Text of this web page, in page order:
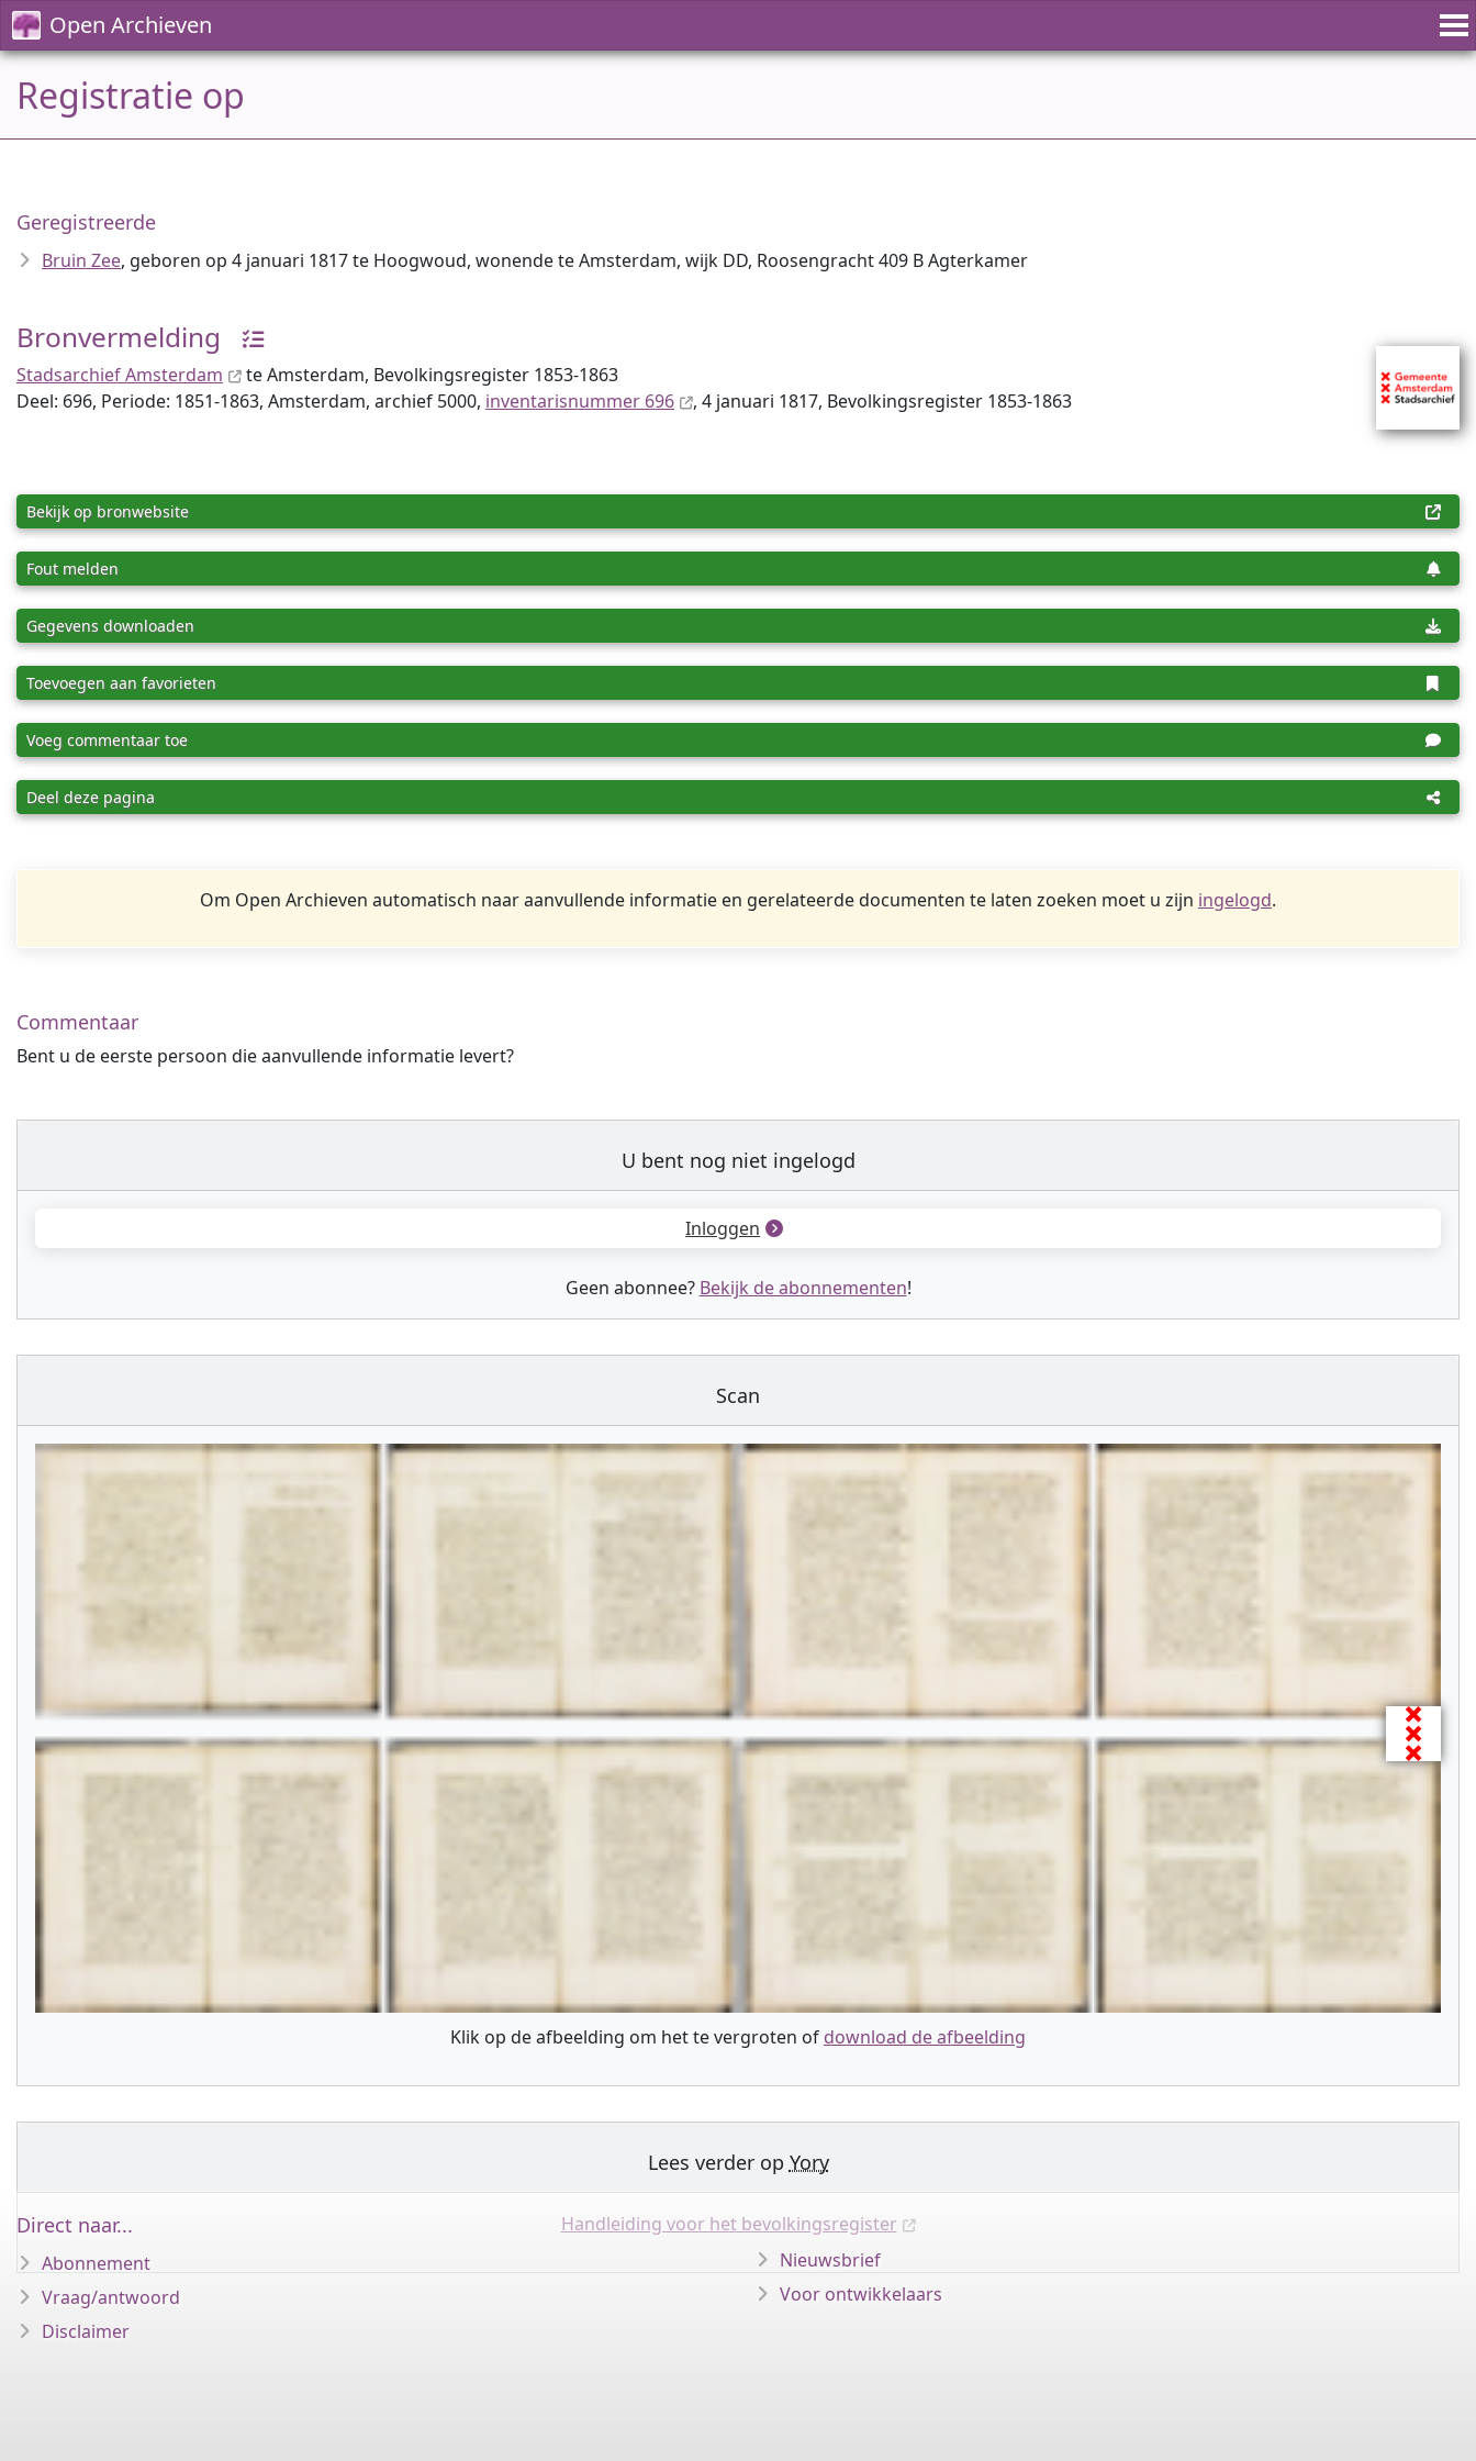
Open Archieven
Registratie op
Geregistreerde
Bruin Zee, geboren op 4 januari 1817 te Hoogwoud, wonende te Amsterdam, wijk DD, Roosengracht 409 B Agterkamer
Bronvermelding
Stadsarchief Amsterdam
te Amsterdam, Bevolkingsregister 1853-1863
Deel: 696, Periode: 1851-1863, Amsterdam, archief 5000, inventaris­num­mer 696 , 4 januari 1817, Bevolkingsregister 1853-1863
Bekijk op bronwebsite
Fout melden
Gegevens downloaden
Toevoegen aan favorieten
Voeg commentaar toe
Deel deze pagina
Om Open Archieven automatisch naar aanvullende informatie en gerelateerde documenten te laten zoeken moet u zijn ingelogd.
Commentaar
Bent u de eerste persoon die aanvullende informatie levert?
U bent nog niet ingelogd
Inloggen
Geen abonnee? Bekijk de abonnementen!
Scan
Klik op de afbeelding om het te vergroten of download de afbeelding
Lees verder op Yory
Handleiding voor het bevolkingsregister
Direct naar...
Abonnement
Vraag/antwoord
Disclaimer
Nieuwsbrief
Voor ontwikkelaars